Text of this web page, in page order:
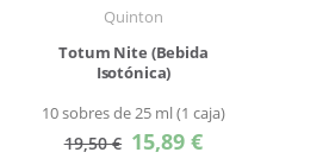
Quinton
Totum Nite (Bebida
Isotónica)
10 sobres de 25 ml (1 caja)
19,50 € Precio
especial
15,89 €